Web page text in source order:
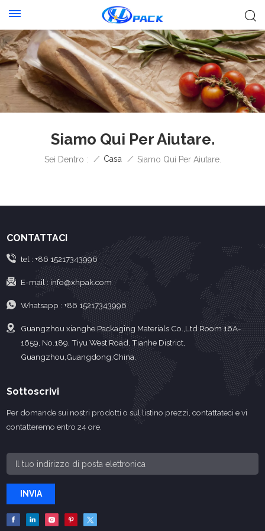
Siamo Qui Per Aiutare.
Sei Dentro : / Casa / Siamo Qui Per Aiutare.
CONTATTACI
tel : +86 15217343996
E-mail :info@xhpak.com
Whatsapp : +86 15217343996
Guangzhou xianghe Packaging Materials Co.,Ltd Room 16A-
1659, No.189, Tiyu West Road, Tianhe District,
Guangzhou,Guangdong,China.
Sottoscrivi
Per domande sui nostri prodotti o sul listino prezzi, contattateci e vi
contatteremo entro 24 ore.
INVIA